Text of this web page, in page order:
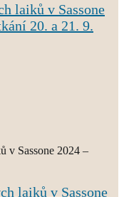
laiků v Sassone
20. a 21. 9.
laiků v Sassone